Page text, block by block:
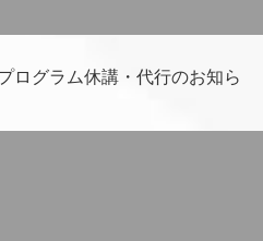
グラム休講・代行のお知ら